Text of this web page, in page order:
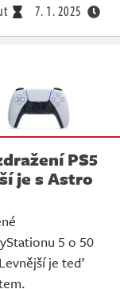
7. 1. 2025
PS5
je s Astro
5 o 50
je teď